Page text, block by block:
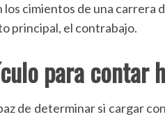
cimientos de una carrera
principal, el contrabajo.
para contar
de determinar si cargar